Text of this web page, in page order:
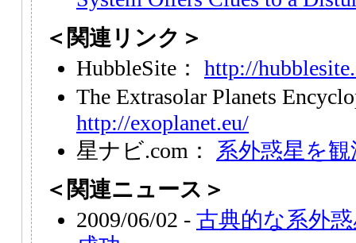
＜関連リンク＞
HubbleSite： http://
The Extrasolar Planets
http://exoplanet.eu/
星ナビ.com： 系外惑星を
＜関連ニュース＞
2009/06/02 - 古典的な系外